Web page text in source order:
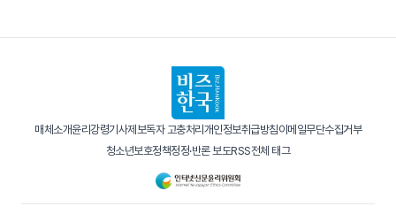
매체소개윤리강령기사제보독자 고충처리 개인정보취급방침이메일무단수집거부
청소년보호정책정정·반론 보도RSS전체 태그